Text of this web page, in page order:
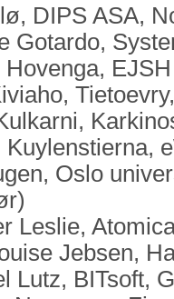
DIPS ASA,
Gotardo,
Hovenga,
Kuylenstierna,
Oslo
Leslie,
Jebsen,
Lutz, BITsoft,